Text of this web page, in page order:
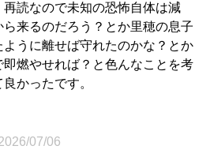
再読なので未知の恐怖自体は減
ら来るのだろう？とか里穂の息子
ように離せば守れたのかな？とか
即燃やせれば？と色んなことを考
かったです。
07/06